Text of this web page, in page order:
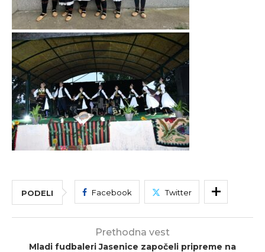
PODELI Facebook Twitter
Prethodna vest
Mladi fudbaleri Jasenice započeli pripreme na